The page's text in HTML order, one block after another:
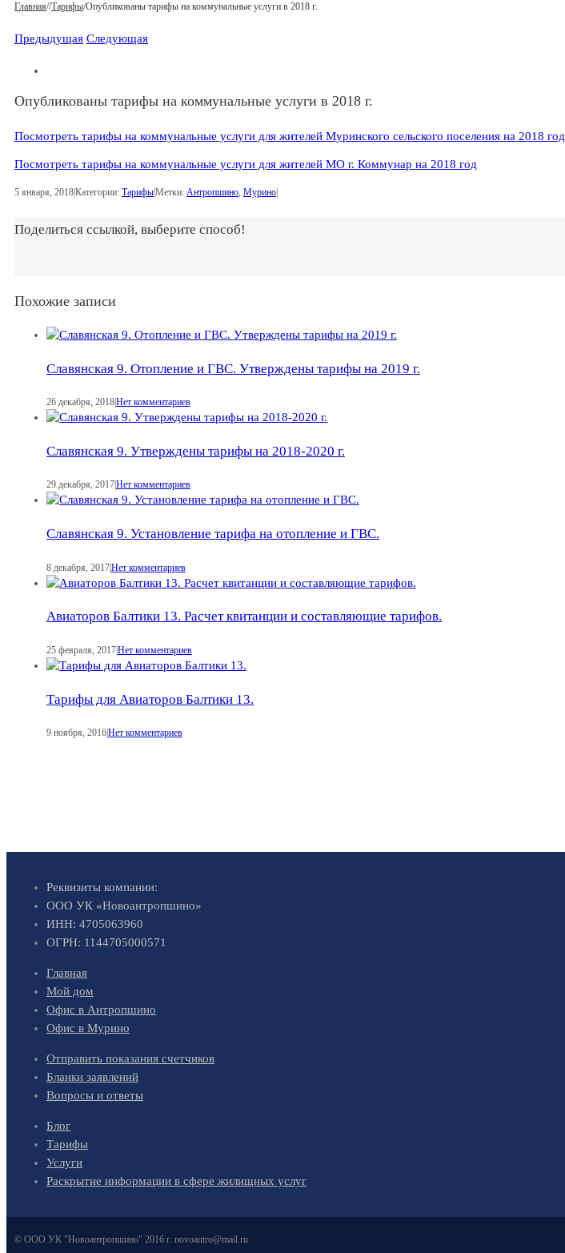
Главная//Тарифы/Опубликованы тарифы на коммунальные услуги в 2018 г.
Предыдущая Следующая
Опубликованы тарифы на коммунальные услуги в 2018 г.
Посмотреть тарифы на коммунальные услуги для жителей Муринского сельского поселения на 2018 год
Посмотреть тарифы на коммунальные услуги для жителей МО г. Коммунар на 2018 год
5 января, 2018|Категории: Тарифы|Метки: Антропшино Мурино|
Поделиться ссылкой, выберите способ!
Похожие записи
Славянская 9. Отопление и ГВС. Утверждены тарифы на 2019 г.
26 декабря, 2018Нет комментариев
Славянская 9. Утверждены тарифы на 2018-2020 г.
29 декабря, 2017Нет комментариев
Славянская 9. Установление тарифа на отопление и ГВС.
8 декабря, 2017|Нет комментариев
Авиаторов Балтики 13. Расчет квитанции и составляющие тарифов.
25 февраля, 2017|Нет комментариев
Тарифы для Авиаторов Балтики 13.
9 ноября, 2016Нет комментариев
Реквизиты компании:
ООО УК «Новоантропшино»
ИНН: 4705063960
ОГРН: 1144705000571
Главная
Мой дом
Офис в Антропшино
Офис в Мурино
Отправить показания счетчиков
Бланки заявлений
Вопросы и ответы
Блог
Тарифы
Услуги
Раскрытие информации в сфере жилищных услуг
© ООО УК "Новоантропшино" 2016 г. novoantro@mail.ru